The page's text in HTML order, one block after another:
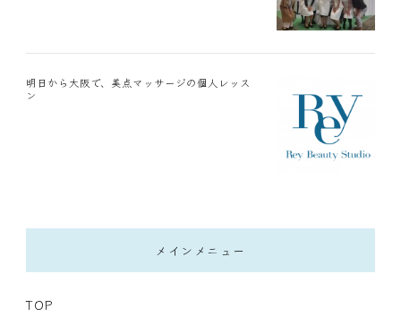
明日から大阪で、美点マッサージの個人レッス
ン
メインメニュー
TOP